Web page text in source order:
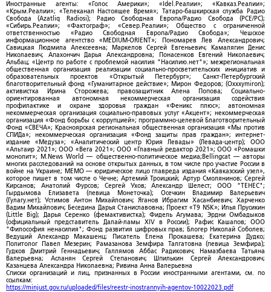
Иностранные агенты: «Голос Америки»; «Idel.Реалии»; «Кавказ.Реалии»;
«Крым.Реалии»; «Телеканал Настоящее Время»; Татаро-башкирская служба Радио
Свобода (Azatliq Radiosi); Радио Свободная Европа/Радио Свобода (PCE/PC);
«Сибирь.Реалии»; «Фактограф»; «Север.Реалии»; Общество с ограниченной
ответственностью «Радио Свободная Европа/Радио Свобода»; Чешское
информационное агентство «MEDIUM-ORIENT»; Пономарев Лев Александрович;
Савицкая Людмила Алексеевна; Маркелов Сергей Евгеньевич; Камалягин Денис
Николаевич; Апахончич Дарья Александровна; Понасенков Евгений Николаевич;
Альбац; «Центр по работе с проблемой насилия "Насилию.нет"»; межрегиональная
общественная организация реализации социально-просветительских инициатив и
образовательных проектов «Открытый Петербург»; Санкт-Петербургский
благотворительный фонд «Гуманитарное действие»; Мирон Федоров; (Oxxxymiron);
активистка Ирина Сторожева; правозащитник Алена Попова; Социально-
ориентированная автономная некоммерческая организация содействия
профилактике и охране здоровья граждан «Феникс плюс»; автономная
некоммерческая организация социально-правовых услуг «Акцент»; некоммерческая
организация «Фонд борьбы с коррупцией»; программно-целевой Благотворительный
Фонд «СВЕЧА»; Красноярская региональная общественная организация «Мы против
СПИДа»; некоммерческая организация «Фонд защиты прав граждан»; интернет-
издание «Медуза»; «Аналитический центр Юрия Левады» (Левада-центр); ООО
«Альтаир 2021»; ООО «Вега 2021»; ООО «Главный редактор 2021»; ООО «Ромашки
монолит»; M.News World — общественно-политическое медиа;Bellingcat — авторы
многих расследований на основе открытых данных, в том числе про участие России в
войне на Украине; МЕМО — юридическое лицо главреда издания «Кавказский узел»,
которое пишет в том числе о Чечне; Артемий Троицкий; Артур Смолянинов; Сергей
Кирсанов; Анатолий Фурсов; Сергей Ухов; Александр Шелест; ООО "ТЕНЕС";
Гырдымова Елизавета (певица Монеточка); Осечкин Владимир Валерьевич
(Гулагу.нет); Устимов Антон Михайлович; Яганов Ибрагим Хасанбиевич; Харченко
Вадим Михайлович; Беседина Дарья Станиславовна; Проект «T9 NSK»; Илья Прусикин
(Little Big); Дарья Серенко (фемактивистка); Фидель Агумава; Эрдни Омбадыков
(официальный представитель Далай-ламы XIV в России); Рафис Кашапов; ООО
"Философия ненасилия"; Фонд развития цифровых прав; Блогер Николай Соболев;
Ведущий Александр Макашенц; Писатель Елена Прокашева; Екатерина Дудко;
Политолог Павел Мезерин; Рамазанова Земфира Талгатовна (певица Земфира);
Гудков Дмитрий Геннадьевич; Галлямов Аббас Радикович; Намазбаева Татьяна
Валерьевна; Асланян Сергей Степанович; Шпилькин Сергей Александрович;
Казанцева Александра Николаевна; Ривина Анна Валерьевна
Списки организаций и лиц, признанных в России иностранными агентами, см. по
ссылкам:
https://minjust.gov.ru/uploaded/files/reestr-inostrannyih-agentov-10022023.pdf